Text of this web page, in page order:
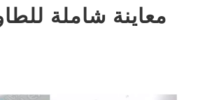
معاينة شاملة